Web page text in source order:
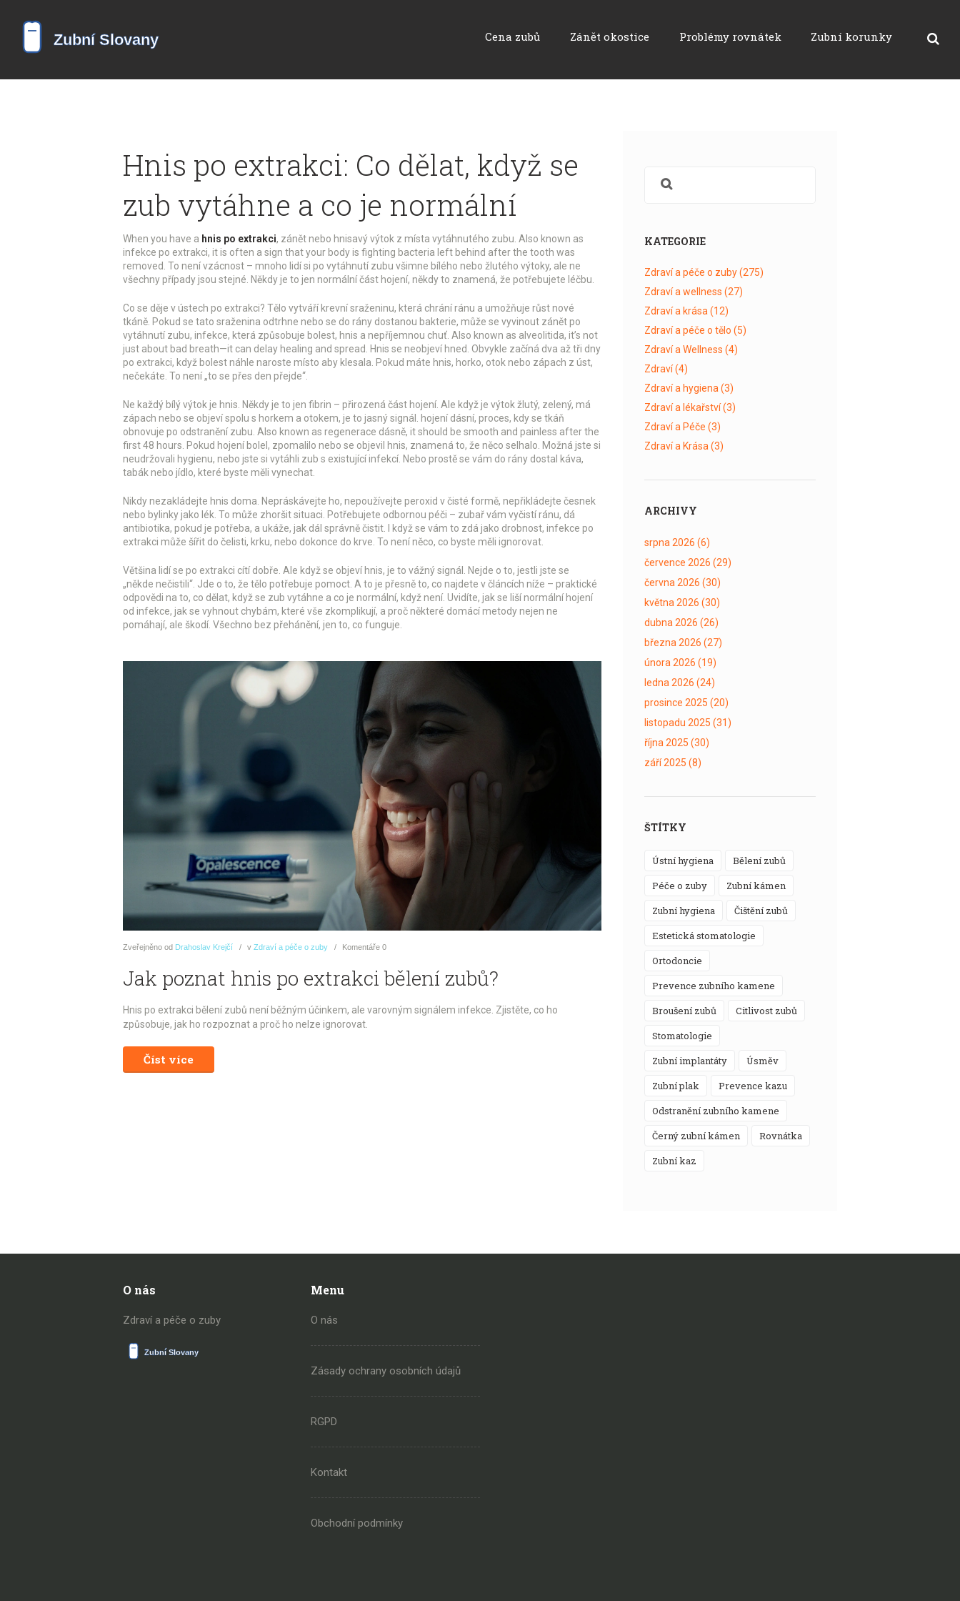
Cena zubů Zánět okostice Problémy rovnátek Zubní korunky
Hnis po extrakci: Co dělat, když se
zub vytáhne a co je normální
When you have a hnis po extrakci, zánět nebo hnisavý výtok z místa vytáhnutého zubu . Also known as
infekce po extrakci, it is often a sign that your body is fighting bacteria left behind after the tooth was
removed. To není vzácnost – mnoho lidí si po vytáhnutí zubu všimne bílého nebo žlutého výtoky, ale ne
všechny případy jsou stejné. Někdy je to jen normální část hojení, někdy to znamená, že potřebujete léčbu.
Co se děje v ústech po extrakci? Tělo vytváří krevní sraženinu, která chrání ránu a umožňuje růst nové
tkáně. Pokud se tato sraženina odtrhne nebo se do rány dostanou bakterie, může se vyvinout zánět po
vytáhnutí zubu, infekce, která způsobuje bolest, hnis a nepříjemnou chuť . Also known as alveolitida, it’s not
just about bad breath—it can delay healing and spread.
Hnis se neobjeví hned. Obvykle začíná dva až tři dny
po extrakci, když bolest náhle naroste místo aby klesala. Pokud máte hnis, horko, otok nebo zápach z úst,
nečekáte. To není „to se přes den přejde“.
Ne každý bílý výtok je hnis. Někdy je to jen fibrin – přirozená část hojení. Ale když je výtok žlutý, zelený, má
zápach nebo se objeví spolu s horkem a otokem, je to jasný signál.
hojení dásní, proces, kdy se tkáň
obnovuje po odstranění zubu . Also known as regenerace dásně, it should be smooth and painless after the
first 48 hours. Pokud hojení bolel, zpomalilo nebo se objevil hnis, znamená to, že něco selhalo. Možná jste si
neudržovali hygienu, nebo jste si vytáhli zub s existující infekcí. Nebo prostě se vám do rány dostal káva,
tabák nebo jídlo, které byste měli vynechat.
Nikdy nezakládejte hnis doma. Nepráskávejte ho, nepoužívejte peroxid v čisté formě, nepřikládejte česnek
nebo bylinky jako lék. To může zhoršit situaci. Potřebujete odbornou péči – zubař vám vyčistí ránu, dá
antibiotika, pokud je potřeba, a ukáže, jak dál správně čistit. I když se vám to zdá jako drobnost, infekce po
extrakci může šířit do čelisti, krku, nebo dokonce do krve. To není něco, co byste měli ignorovat.
Většina lidí se po extrakci cítí dobře. Ale když se objeví hnis, je to vážný signál. Nejde o to, jestli jste se
„někde nečistili“. Jde o to, že tělo potřebuje pomoct. A to je přesně to, co najdete v článcích níže – praktické
odpovědi na to, co dělat, když se zub vytáhne a co je normální, když není. Uvidíte, jak se liší normální hojení
od infekce, jak se vyhnout chybám, které vše zkomplikují, a proč některé domácí metody nejen ne
pomáhají, ale škodí. Všechno bez přehánění, jen to, co funguje.
Zveřejněno od Drahoslav Krejčí v Zdraví a péče o zuby Komentáře 0
Jak poznat hnis po extrakci bělení zubů?
Hnis po extrakci bělení zubů není běžným účinkem, ale varovným signálem infekce. Zjistěte, co ho
způsobuje, jak ho rozpoznat a proč ho nelze ignorovat.
Číst více
KATEGORIE
Zdraví a péče o zuby(275)
Zdraví a wellness (27)
Zdraví a krása (12)
Zdraví a péče o tělo (5)
Zdraví a Wellness (4)
Zdraví(4)
Zdraví a hygiena (3)
Zdraví a lékařství(3)
Zdraví a Péče (3)
Zdraví a Krása (3)
ARCHIVY
srpna 2026 (6)
července 2026 (29)
června 2026 (30)
května 2026 (30)
dubna 2026 (26)
března 2026 (27)
února 2026 (19)
ledna 2026 (24)
prosince 2025 (20)
listopadu 2025 (31)
října 2025 (30)
září 2025 (8)
ŠTÍTKY
ústní hygiena
bělení zubů
péče o zuby
zubní kámen
zubní hygiena
čištění zubů
estetická stomatologie
ortodoncie
prevence zubního kamene
broušení zubů
citlivost zubů
stomatologie
zubní implantáty
úsměv
zubní plak
prevence kazu
odstranění zubního kamene
černý zubní kámen
rovnátka
zubní kaz
O nás
Zdraví a péče o zuby
Menu
O nás
Zásady ochrany osobních údajů
RGPD
Kontakt
Obchodní podmínky